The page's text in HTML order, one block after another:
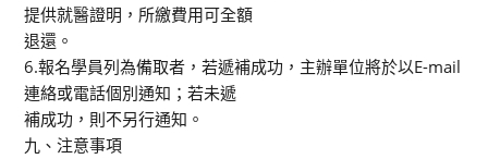
提供就醫證明，所繳費用可全額
退還。
6.報名學員列為備取者，若遞補成功，主辦單位將於以E-mail
連絡或電話個別通知；若未遞
補成功，則不另行通知。
九、注意事項